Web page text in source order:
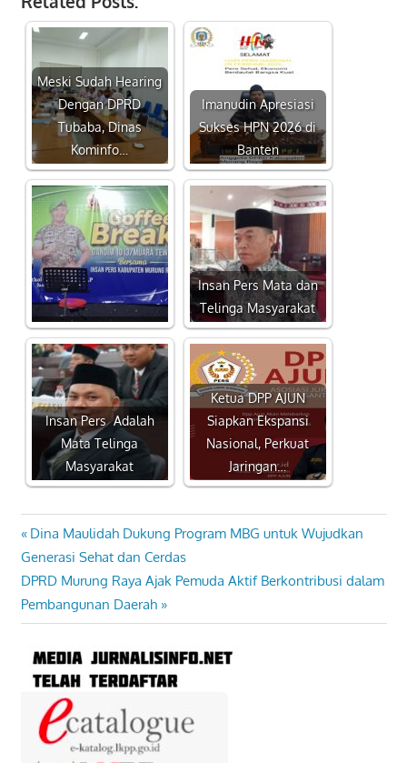
Meski Sudah Hearing
Dengan DPRD
Tubaba, Dinas
Kominfo…
Imanudin Apresiasi
Sukses HPN 2026 di
Banten
Insan Pers Mata dan
Telinga Masyarakat
Insan Pers Adalah
Mata Telinga
Masyarakat
Ketua DPP AJUN
Siapkan Ekspansi
Nasional, Perkuat
Jaringan…
Navigasi
pos
Previous
Post:
Dina Maulidah Dukung Program MBG untuk Wujudkan
Generasi Sehat dan Cerdas
Next
Post:
DPRD Murung Raya Ajak Pemuda Aktif Berkontribusi dalam
Pembangunan Daerah